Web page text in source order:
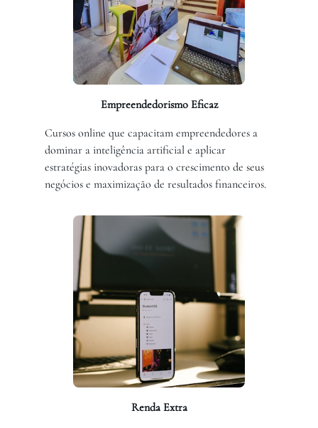
Empreendedorismo Eficaz
Cursos online que capacitam empreendedores a
dominar a inteligência artificial e aplicar
estratégias inovadoras para o crescimento de seus
negócios e maximização de resultados financeiros.
Renda Extra